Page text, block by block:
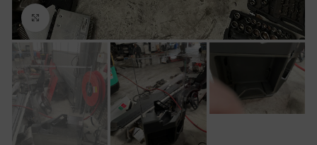
Click to enlarge